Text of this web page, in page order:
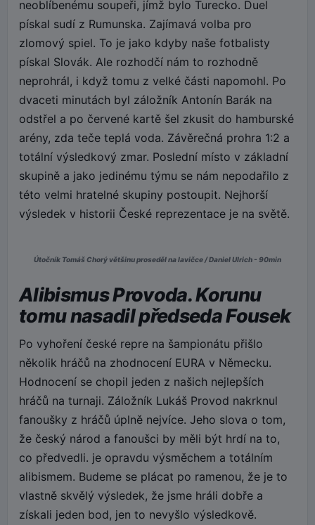
neoblíbenému soupeři, jímž bylo Turecko. Duel
pískal sudí z Rumunska. Zajímavá volba pro
zlomový spiel. To je jako kdyby naše fotbalisty
pískal Slovák. Ale rozhodčí nám to rozhodně
neprohrál, i když tomu z velké části napomohl. Po
dvaceti minutách byl záložník Antonín Barák na
odstřel a po červené kartě šel zkusit do hamburské
arény, zda teče teplá voda. Závěrečná prohra 1:2 a
totální výsledkový zmar. Poslední místo v základní
skupině a jako jedinému týmu se nám nepodařilo z
této velmi hratelné skupiny postoupit. Nejhorší
výsledek v historii České reprezentace je na světě.
Útočník Tomáš Chorý většinu proseděl na lavičce / Daniel Ulrich - 90min
Alibismus Provoda. Korunu
tomu nasadil předseda Fousek
Po vyhoření české repre na šampionátu přišlo
několik hráčů na zhodnocení EURA v Německu.
Hodnocení se chopil jeden z našich nejlepších
hráčů na turnaji. Záložník Lukáš Provod nakrknul
fanoušky z hráčů úplně nejvíce. Jeho slova o tom,
že český národ a fanoušci by měli být hrdí na to,
co předvedli. je opravdu výsměchem a totálním
alibismem. Budeme se plácat po ramenou, že je to
vlastně skvělý výsledek, že jsme hráli dobře a
získali jeden bod, jen to nevyšlo výsledkově.